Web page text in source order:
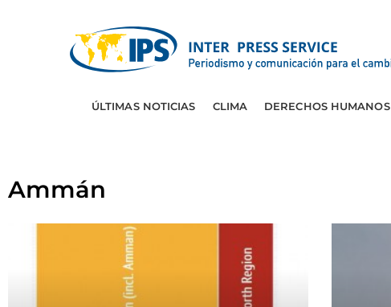
ÚLTIMAS NOTICIAS CLIMA DERECHOS HUMANOS
Ammán